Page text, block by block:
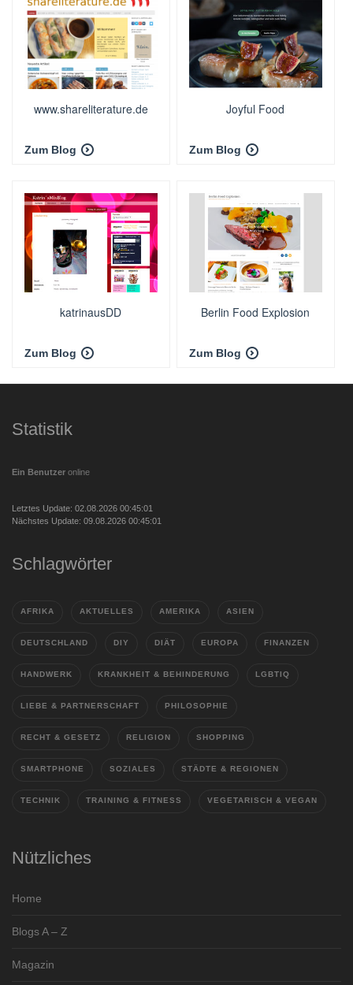
www.shareliterature.de
Zum Blog
Joyful Food
Zum Blog
katrinausDD
Zum Blog
Berlin Food Explosion
Zum Blog
Statistik
Ein Benutzer online
Letztes Update: 02.08.2026 00:45:01
Nächstes Update: 09.08.2026 00:45:01
Schlagwörter
AFRIKA AKTUELLES AMERIKA ASIEN
DEUTSCHLAND DIY DIÄT EUROPA FINANZEN
HANDWERK KRANKHEIT & BEHINDERUNG LGBTIQ
LIEBE & PARTNERSCHAFT PHILOSOPHIE
RECHT & GESETZ RELIGION SHOPPING
SMARTPHONE SOZIALES STÄDTE & REGIONEN
TECHNIK TRAINING & FITNESS VEGETARISCH & VEGAN
Nützliches
Home
Blogs A – Z
Magazin